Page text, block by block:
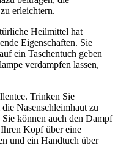
erleichtern.
Heilmittel hat
Eigenschaften. Sie
ein Taschentuch geben
verdampfen lassen,
Trinken Sie
Nasenschleimhaut zu
können auch den Dampf
Kopf über eine
und ein Handtuch über